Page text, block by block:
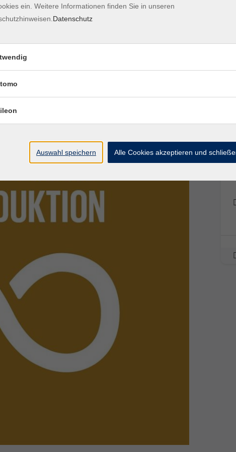
am Backen.
ein. Weitere Informationen finden Sie in unseren
Datenschutz
Auswahl speichern Alle Cookies akzeptieren und